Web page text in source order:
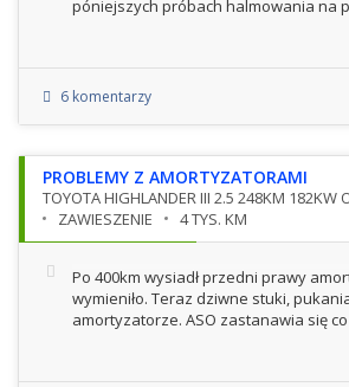
póniejszych próbach halmowania na
6 komentarzy
PROBLEMY Z AMORTYZATORAMI
TOYOTA HIGHLANDER III 2.5 248KM 182KW
ZAWIESZENIE
4 TYS. KM
Po 400km wysiadł przedni prawy
wymieniło. Teraz dziwne stuki,
amortyzatorze. ASO zastanawia się